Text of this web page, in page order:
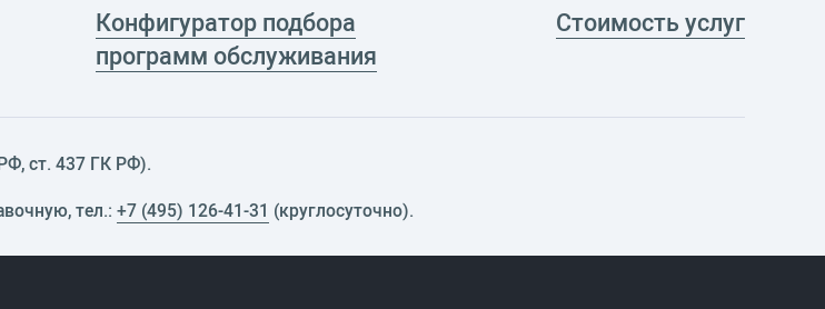
Конфигуратор подбора
программ обслуживания
Стоимость услуг
cт. 437 ГК РФ).
тел.: +7 (495) 126-41-31 (круглосуточно).